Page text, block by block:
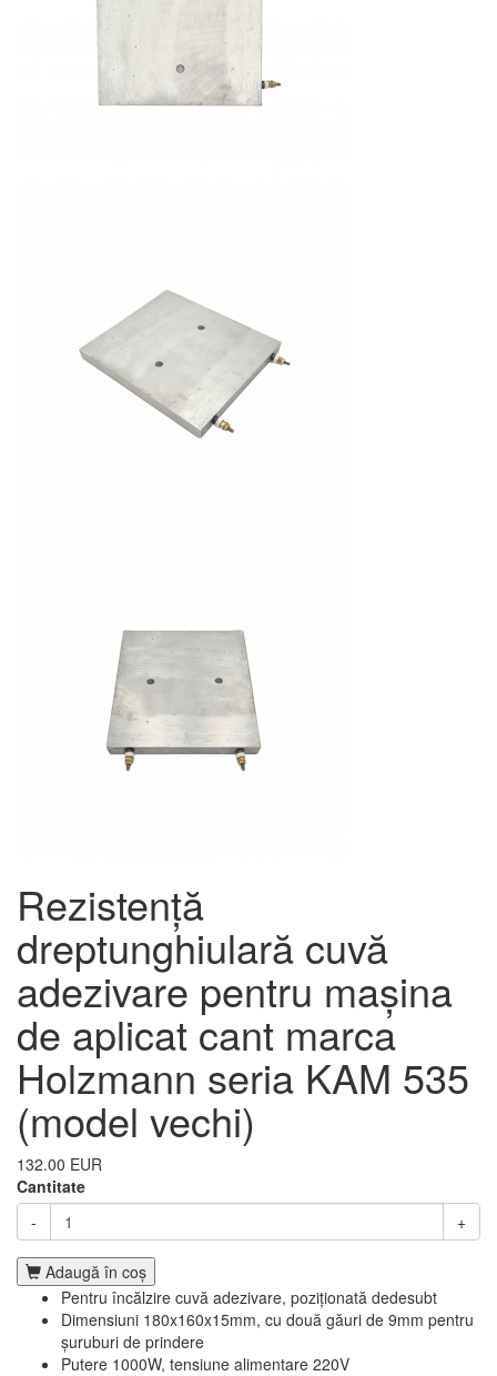
Rezistență
dreptunghiulară cuvă
adezivare pentru mașina
de aplicat cant marca
Holzmann seria KAM 535
(model vechi)
132.00 EUR
Cantitate
-
+
Adaugă în coş
Pentru încălzire cuvă adezivare, poziționată dedesubt
Dimensiuni 180x160x15mm, cu două găuri de 9mm pentru
șuruburi de prindere
Putere 1000W, tensiune alimentare 220V